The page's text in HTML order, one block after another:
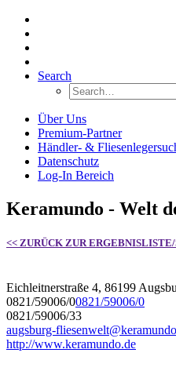
Search
Über Uns
Premium-Partner
Händler- &
Datenschutz
Log-In Bereich
Keramundo - Welt
<< ZURÜCK ZUR ERGEBNISLISTE/
Eichleitnerstraße 4, 86199
0821/59006/00821/59006/0
0821/59006/33
augsburg-
http://www.keramundo.de